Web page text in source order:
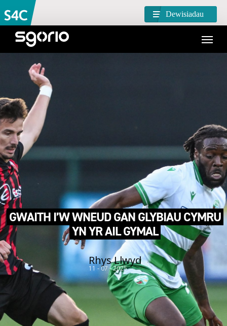
Dewisiadau
GWAITH I’W WNEUD GAN GLYBIAU CYMRU
YN YR AIL GYMAL
Rhys Llwyd
11 - 07 - 2025